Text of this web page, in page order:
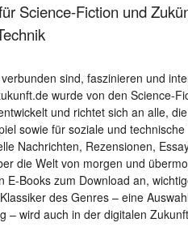
Science-Fiction und
sind, faszinieren und
wurde von den Science-
und richtet sich an alle,
sowie für soziale und
Nachrichten, Rezensionen,
die Welt von morgen und
Books zum Download an,
des Genres – eine
– wird auch in der digitalen